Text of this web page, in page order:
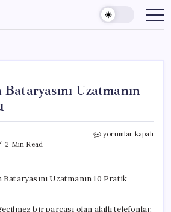
Uzatmanın
2 Min Read
Akıllı
10
Pratik
için
yorumlar kapalı
bir parçası olan akıllı telefonlar,